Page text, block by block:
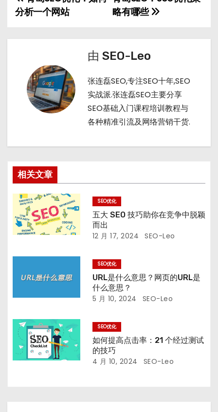
a r t
章
导
略有哪些
分析一个网站
由 SEO-Leo
张连磊SEO,专注SEO十年,SEO
实战派.张连磊SEO主要分享
SEO基础入门课程培训教程与
各种精准引流及网络营销干货.
相关文章
SEO优化
五大 SEO 技巧助你在竞争中脱颖
而出
12 月 17, 2024 SEO-Leo
SEO优化
URL是什么意思？网页的URL是
什么意思？
5 月 10, 2024 SEO-Leo
SEO优化
如何提高点击率：21 个经过测试
的技巧
4 月 10, 2024 SEO-Leo